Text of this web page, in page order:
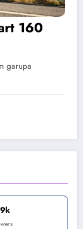
160
garupa